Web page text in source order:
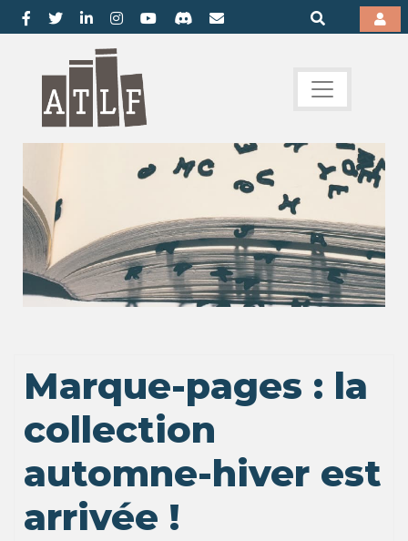
Marque-pages : la
collection
automne-hiver est
arrivée !